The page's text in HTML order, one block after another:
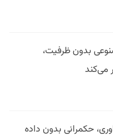
بدون ظرفیت،
می‌کند
حکمرانی بدون داده